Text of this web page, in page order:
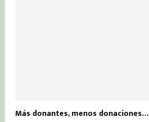
Más donantes, menos donaciones…